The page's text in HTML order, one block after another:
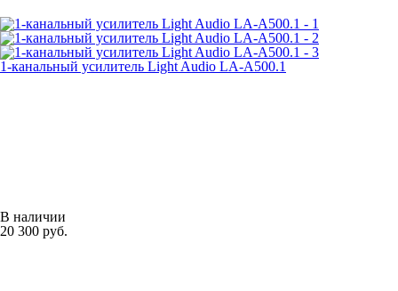
1-канальный усилитель Light Audio LA-A500.1
В наличии
20 300 руб.